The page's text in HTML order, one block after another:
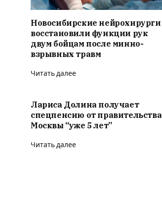
Новосибирские нейрохирурги
восстановили функции рук
двум бойцам после минно-
взрывных травм
Читать далее
Лариса Долина получает
спецпенсию от правительства
Москвы “уже 5 лет”
Читать далее